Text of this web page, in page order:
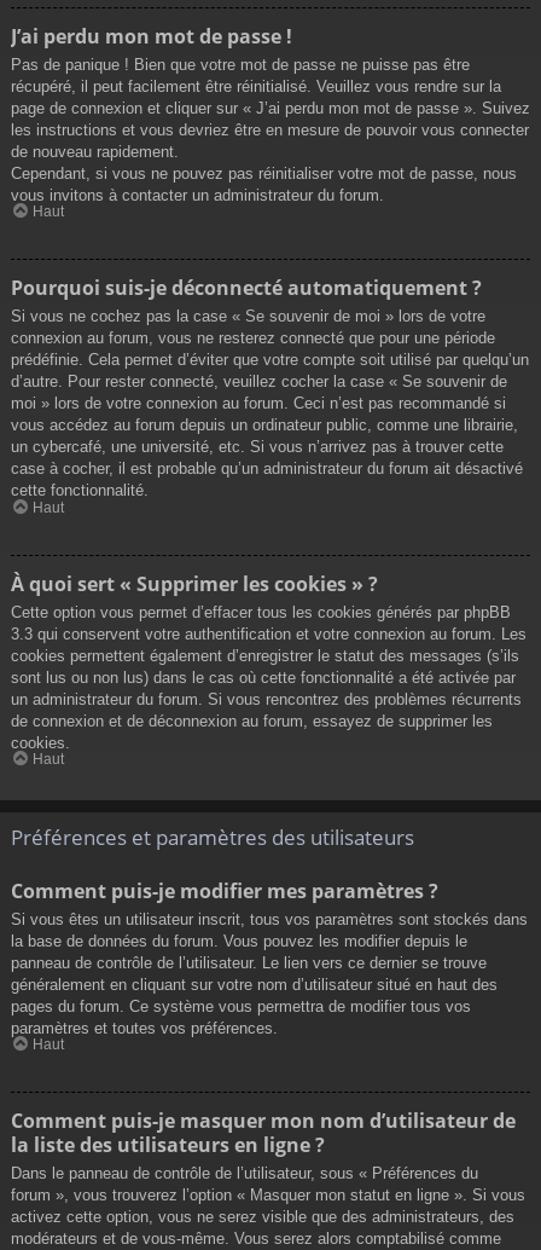
J’ai perdu mon mot de passe !
Pas de panique ! Bien que votre mot de passe ne puisse pas être
récupéré, il peut facilement être réinitialisé. Veuillez vous rendre sur la
page de connexion et cliquer sur « J’ai perdu mon mot de passe ». Suivez
les instructions et vous devriez être en mesure de pouvoir vous connecter
de nouveau rapidement.
Cependant, si vous ne pouvez pas réinitialiser votre mot de passe, nous
vous invitons à contacter un administrateur du forum.
Haut
Pourquoi suis-je déconnecté automatiquement ?
Si vous ne cochez pas la case « Se souvenir de moi » lors de votre
connexion au forum, vous ne resterez connecté que pour une période
prédéfinie. Cela permet d’éviter que votre compte soit utilisé par quelqu’un
d’autre. Pour rester connecté, veuillez cocher la case « Se souvenir de
moi » lors de votre connexion au forum. Ceci n’est pas recommandé si
vous accédez au forum depuis un ordinateur public, comme une librairie,
un cybercafé, une université, etc. Si vous n’arrivez pas à trouver cette
case à cocher, il est probable qu’un administrateur du forum ait désactivé
cette fonctionnalité.
Haut
À quoi sert « Supprimer les cookies » ?
Cette option vous permet d’effacer tous les cookies générés par phpBB
3.3 qui conservent votre authentification et votre connexion au forum. Les
cookies permettent également d’enregistrer le statut des messages (s’ils
sont lus ou non lus) dans le cas où cette fonctionnalité a été activée par
un administrateur du forum. Si vous rencontrez des problèmes récurrents
de connexion et de déconnexion au forum, essayez de supprimer les
cookies.
Haut
Préférences et paramètres des utilisateurs
Comment puis-je modifier mes paramètres ?
Si vous êtes un utilisateur inscrit, tous vos paramètres sont stockés dans
la base de données du forum. Vous pouvez les modifier depuis le
panneau de contrôle de l’utilisateur. Le lien vers ce dernier se trouve
généralement en cliquant sur votre nom d’utilisateur situé en haut des
pages du forum. Ce système vous permettra de modifier tous vos
paramètres et toutes vos préférences.
Haut
Comment puis-je masquer mon nom d’utilisateur de
la liste des utilisateurs en ligne ?
Dans le panneau de contrôle de l’utilisateur, sous « Préférences du
forum », vous trouverez l’option « Masquer mon statut en ligne ». Si vous
activez cette option, vous ne serez visible que des administrateurs, des
modérateurs et de vous-même. Vous serez alors comptabilisé comme